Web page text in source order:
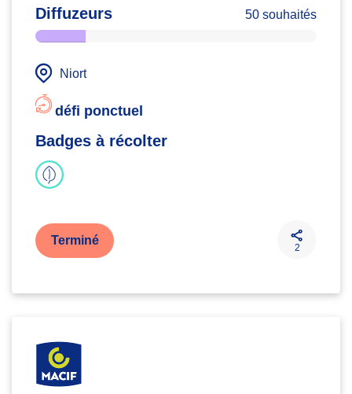
Diffuzeurs 50 souhaités
Niort
défi ponctuel
Badges à récolter
Terminé
2